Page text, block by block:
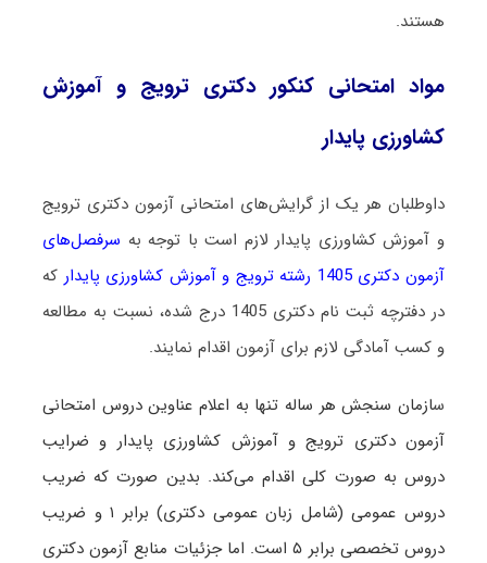
هستند.
مواد امتحانی کنکور دکتری ترویج و آموزش
کشاورزی پایدار
داوطلبان هر یک از گرایش‌های امتحانی آزمون دکتری ترویج
و آموزش کشاورزی پایدار لازم است با توجه به سرفصل‌های
آزمون دکتری 1405 رشته ترویج و آموزش کشاورزی پایدار
که
در دفترچه ثبت نام دکتری 1405 درج شده، نسبت به مطالعه
و کسب آمادگی لازم برای آزمون اقدام نمایند.
سازمان سنجش هر ساله تنها به اعلام عناوین دروس امتحانی
آزمون دکتری ترویج و آموزش کشاورزی پایدار و ضرایب
دروس به صورت کلی اقدام می‌کند. بدین صورت که ضریب
دروس عمومی (شامل زبان عمومی دکتری) برابر ۱ و ضریب
دروس تخصصی برابر ۵ است
. اما جزئیات منابع آزمون دکتری